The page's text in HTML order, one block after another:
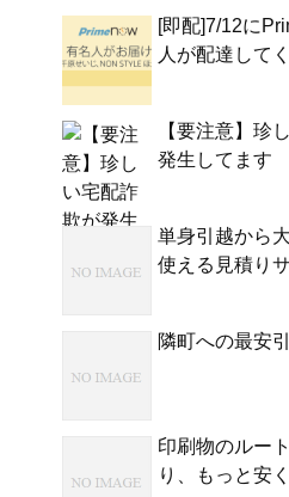
[即配]7/12に
人が配達して
【要注意】珍
発生してます
単身引越から
使える見積り
隣町への最安
印刷物のルー
り、もっと安